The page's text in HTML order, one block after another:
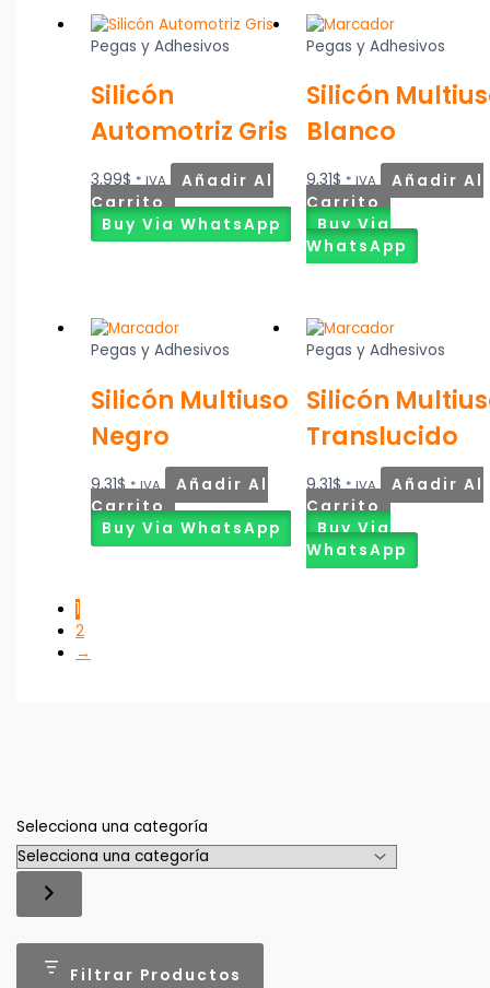
Selecciona una categoría
Filtrar Productos
Pegas y Adhesivos
Silicón
Automotriz Gris
3,99$ * IVA
Añadir Al
Carrito
Buy Via WhatsApp
Pegas y Adhesivos
Silicón
Blanco
9,31$ * IVA
Añadir Al
Carrito
Buy Via
WhatsApp
Pegas y Adhesivos
Silicón Multiuso
Negro
9,31$ * IVA
Añadir Al
Carrito
Buy Via WhatsApp
Pegas y Adhesivos
Silicón
Translucido
9,31$ * IVA
Añadir Al
Carrito
Buy Via
WhatsApp
1
2
→